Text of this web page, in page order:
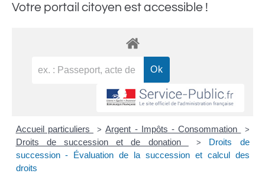
Votre portail citoyen est accessible !
Accueil particuliers > Argent - Impôts - Consommation >
Droits de succession et de donation >
Droits de
succession - Évaluation de la succession et calcul des
droits